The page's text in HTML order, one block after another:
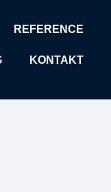
REFERENCE
KONTAKT